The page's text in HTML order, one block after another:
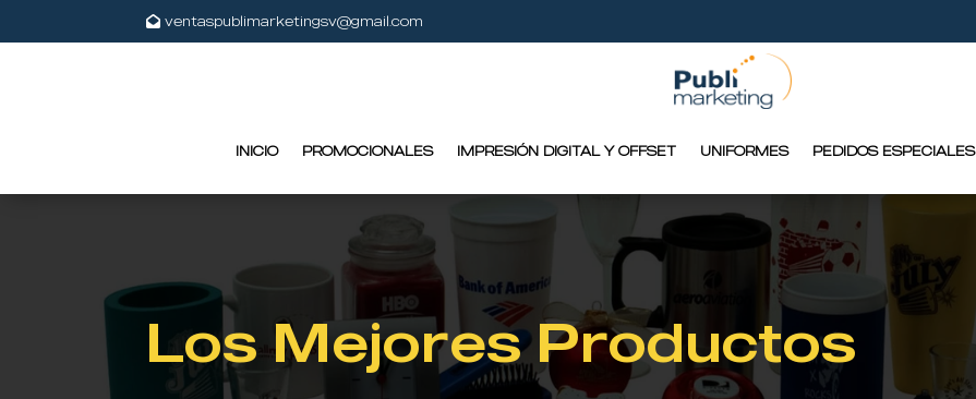
ventaspublimarketingsv@gmail.com
INICIO PROMOCIONALES IMPRESIÓN DIGITAL Y OFFSET UNIFORMES PEDIDOS ESPECIALES
Los Mejores Productos